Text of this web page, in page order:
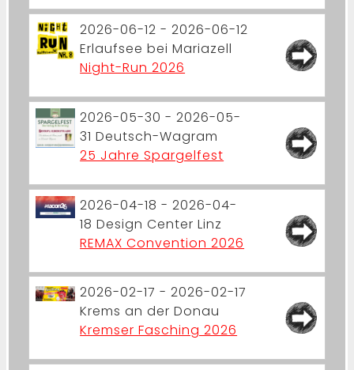
2026-06-12 - 2026-06-12
Erlaufsee bei Mariazell
Night-Run 2026
2026-05-30 - 2026-05-
31 Deutsch-Wagram
25 Jahre Spargelfest
2026-04-18 - 2026-04-
18 Design Center Linz
REMAX Convention 2026
2026-02-17 - 2026-02-17
Krems an der Donau
Kremser Fasching 2026